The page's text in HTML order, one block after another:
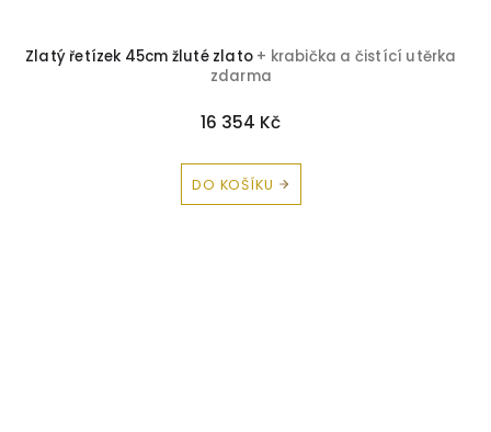
Zlatý řetízek 45cm žluté zlato + krabička a čistící utěrka
zdarma
16 354 Kč
DO KOŠÍKU